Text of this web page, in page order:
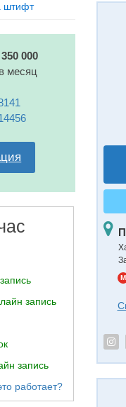
штифт
000
месяц
запись
запись
M